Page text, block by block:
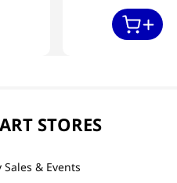
STORES
Sales & Events